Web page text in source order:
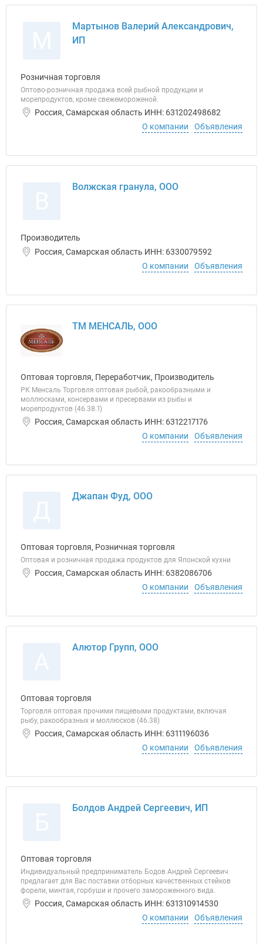
Мартынов Валерий Александрович,
ИП
Розничная торговля
Оптово-розничная продажа всей рыбной продукции и
морепродуктов, кроме свежемороженой.
Россия, Самарская область ИНН: 631202498682
О компании
Объявления
Волжская гранула, ООО
Производитель
Россия, Самарская область ИНН: 6330079592
О компании
Объявления
ТМ МЕНСАЛЬ, ООО
Оптовая торговля, Переработчик, Производитель
РК Менсаль Торговля оптовая рыбой, ракообразными и
моллюсками, консервами и пресервами из рыбы и
морепродуктов (46.38.1)
Россия, Самарская область ИНН: 6312217176
О компании
Объявления
Джапан Фуд, ООО
Оптовая торговля, Розничная торговля
Оптовая и розничная продажа продуктов для Японской кухни
Россия, Самарская область ИНН: 6382086706
О компании
Объявления
Алютор Групп, ООО
Оптовая торговля
Торговля оптовая прочими пищевыми продуктами, включая
рыбу, ракообразных и моллюсков (46.38)
Россия, Самарская область ИНН: 6311196036
О компании
Объявления
Болдов Андрей Сергеевич, ИП
Оптовая торговля
Индивидуальный предприниматель Бодов Андрей Сергеевич
предлагает для Вас поставки отборных качественных стейков
форели, минтая, горбуши и прочего замороженного вида.
Россия, Самарская область ИНН: 631310914530
О компании
Объявления